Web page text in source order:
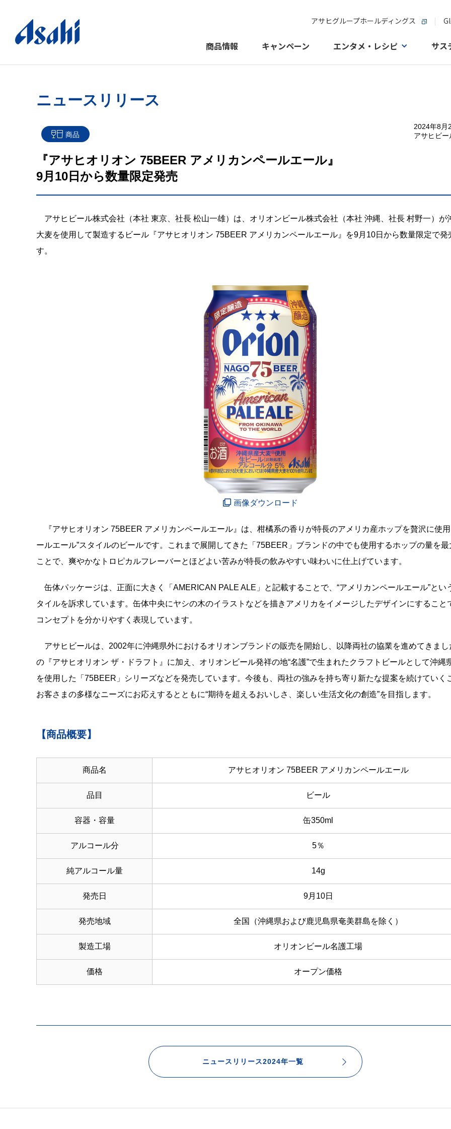
アサヒグループホールディングス
商品情報 キャンペーン エンタメ・レシピ サス
ニュースリリース
2024年8月
アサヒビ
商品
『アサヒオリオン 75BEER アメリカンペールエール』
9月10日から数量限定発売
アサヒビール株式会社（本社 東京、社長 松山一雄）は、オリオンビール株式会社（本社 沖縄、社長 村野一）が
大麦を使用して製造するビール『アサヒオリオン 75BEER アメリカンペールエール』を9月10日から数量限定で発
す。
画像ダウンロード
『アサヒオリオン 75BEER アメリカンペールエール』は、柑橘系の香りが特長のアメリカ産ホップを贅沢に使用
ールエール”スタイルのビールです。これまで展開してきた「75BEER」ブランドの中でも使用するホップの量を
ことで、爽やかなトロピカルフレーバーとほどよい苦みが特長の飲みやすい味わいに仕上げています。
缶体パッケージは、正面に大きく「AMERICAN PALE ALE」と記載することで、“アメリカンペールエール”とい
タイルを訴求しています。缶体中央にヤシの木のイラストなどを描きアメリカをイメージしたデザインにすること
コンセプトを分かりやすく表現しています。
アサヒビールは、2002年に沖縄県外におけるオリオンブランドの販売を開始し、以降両社の協業を進めてきま
の『アサヒオリオン ザ・ドラフト』に加え、オリオンビール発祥の地“名護”で生まれたクラフトビールとして沖縄
を使用した「75BEER」シリーズなどを発売しています。今後も、両社の強みを持ち寄り新たな提案を続けていく
お客さまの多様なニーズにお応えするとともに“期待を超えるおいしさ、楽しい生活文化の創造”を目指します。
【商品概要】
商品名 アサヒオリオン 75BEER アメリカンペールエール
品目 ビール
容器・容量 缶350ml
アルコール分 5％
純アルコール量 14g
発売日 9月10日
発売地域 全国（沖縄県および鹿児島県奄美群島を除く）
製造工場 オリオンビール名護工場
価格 オープン価格
ニュースリリース2024年一覧